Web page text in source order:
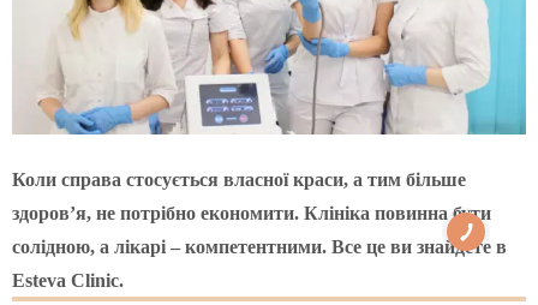
Коли справа стосується власної краси, а тим більше
здоров’я, не потрібно економити. Клініка повинна бути
солідною, а лікарі – компетентними. Все це ви знайдете в
Esteva Clinic.